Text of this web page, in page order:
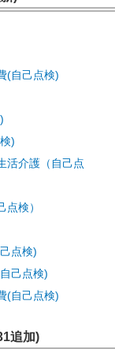
(自己点検)
)
活介護（自己点
検）
点検)
己点検)
(自己点検)
追加)